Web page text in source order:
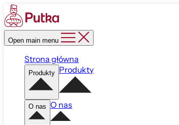
Open main menu
Strona główna
Produkty Produkty
O nas O nas